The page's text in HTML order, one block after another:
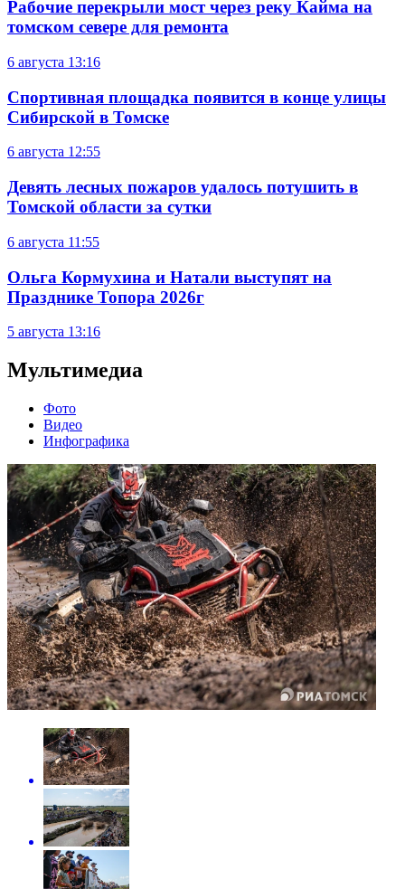
Рабочие перекрыли мост через реку Кайма на
томском севере для ремонта
6 августа 13:16
Спортивная площадка появится в конце улицы
Сибирской в Томске
6 августа 12:55
Девять лесных пожаров удалось потушить в
Томской области за сутки
6 августа 11:55
Ольга Кормухина и Натали выступят на
Празднике Топора 2026г
5 августа 13:16
Мультимедиа
Фото
Видео
Инфографика